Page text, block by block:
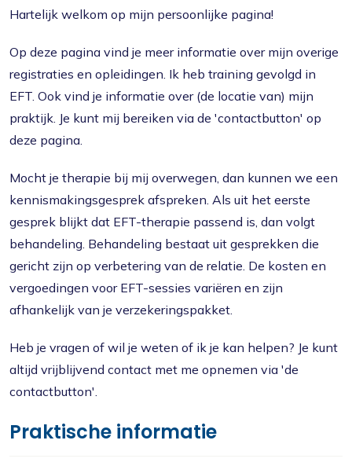
Hartelijk welkom op mijn persoonlijke pagina!
Op deze pagina vind je meer informatie over mijn overige
registraties en opleidingen. Ik heb training gevolgd in
EFT. Ook vind je informatie over (de locatie van) mijn
praktijk. Je kunt mij bereiken via de 'contactbutton' op
deze pagina.
Mocht je therapie bij mij overwegen, dan kunnen we een
kennismakingsgesprek afspreken. Als uit het eerste
gesprek blijkt dat EFT-therapie passend is, dan volgt
behandeling. Behandeling bestaat uit gesprekken die
gericht zijn op verbetering van de relatie. De kosten en
vergoedingen voor EFT-sessies variëren en zijn
afhankelijk van je verzekeringspakket.
Heb je vragen of wil je weten of ik je kan helpen? Je kunt
altijd vrijblijvend contact met me opnemen via 'de
contactbutton'.
Praktische informatie